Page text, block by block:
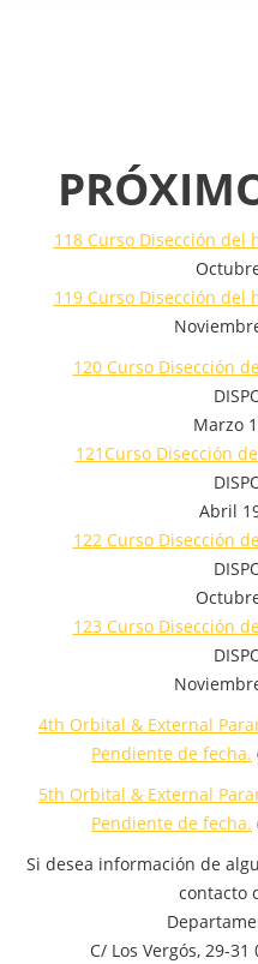
118 Curso Disección del
119 Curso Disección del
120 Curso Disección
Marzo
121Curso Disección
Abril
122 Curso Disección
123 Curso Disección
4th Orbital & External
Pendiente de fecha.
5th Orbital & External
Pendiente de fecha.
Si desea información de
contacto
C/ Los Vergós, 29-